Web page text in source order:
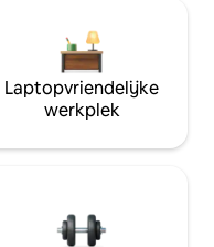
Laptopvriendelijke
werkplek